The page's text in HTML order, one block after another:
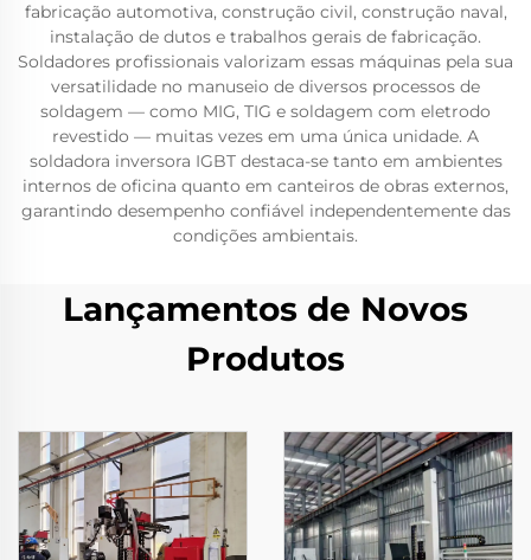
fabricação automotiva, construção civil, construção naval,
instalação de dutos e trabalhos gerais de fabricação.
Soldadores profissionais valorizam essas máquinas pela sua
versatilidade no manuseio de diversos processos de
soldagem — como MIG, TIG e soldagem com eletrodo
revestido — muitas vezes em uma única unidade. A
soldadora inversora IGBT destaca-se tanto em ambientes
internos de oficina quanto em canteiros de obras externos,
garantindo desempenho confiável independentemente das
condições ambientais.
Lançamentos de Novos
Produtos